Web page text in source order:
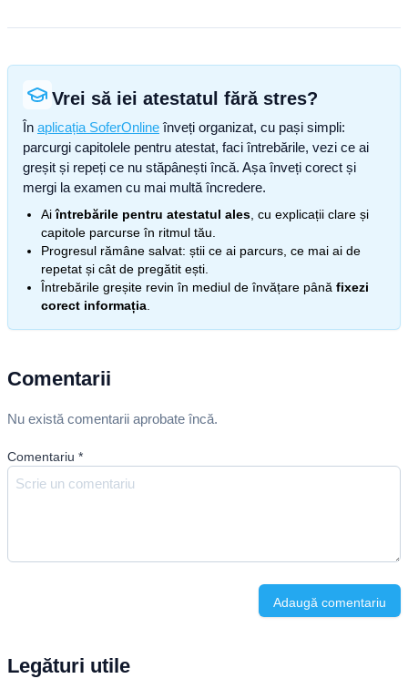
Vrei să iei atestatul fără stres?
În aplicația SoferOnline înveți organizat, cu pași simpli:
parcurgi capitolele pentru atestat, faci întrebările, vezi ce ai
greșit și repeți ce nu stăpânești încă. Așa înveți corect și
mergi la examen cu mai multă încredere.
Aiîntrebările pentru atestatul ales , cu explicații clare și
capitole parcurse în ritmul tău.
Progresul rămâne salvat: știi ce ai parcurs, ce mai ai de
repetat și cât de pregătit ești.
Întrebările greșite revin în mediul de învățare până fixezi
corect informația
Comentarii
Nu există comentarii aprobate încă.
Comentariu *
Adaugă comentariu
Legături utile